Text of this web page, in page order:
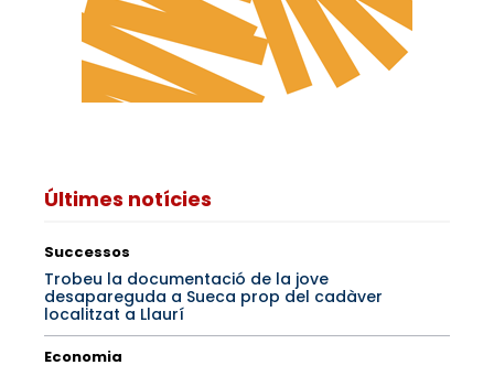
Últimes notícies
Successos
Trobeu la documentació de la jove
desapareguda a Sueca prop del cadàver
localitzat a Llaurí
Economia